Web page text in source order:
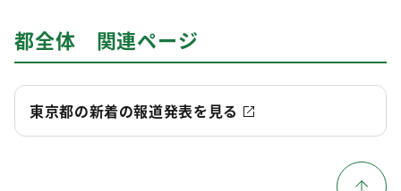
都全体 関連ページ
東京都の新着の報道発表を見る